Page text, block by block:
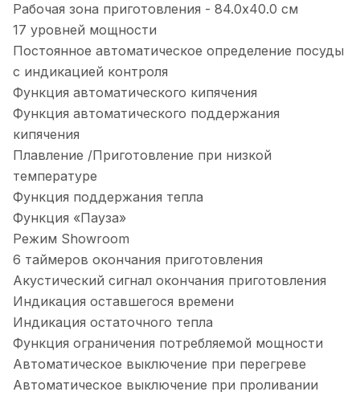
Рабочая зона приготовления - 84.0x40.0 см
17 уровней мощности
Постоянное автоматическое определение посуды
с индикацией контроля
Функция автоматического кипячения
Функция автоматического поддержания
кипячения
Плавление /Приготовление при низкой
температуре
Функция поддержания тепла
Функция «Пауза»
Режим Showroom
6 таймеров окончания приготовления
Акустический сигнал окончания приготовления
Индикация оставшегося времени
Индикация остаточного тепла
Функция ограничения потребляемой мощности
Автоматическое выключение при перегреве
Автоматическое выключение при проливании